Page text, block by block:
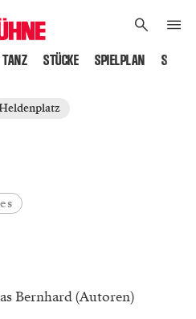
TANZ STÜCKE SPIELPLAN
Bernhard (Autoren)